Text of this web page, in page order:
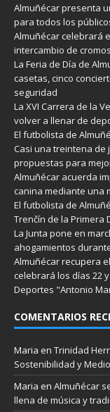
Almuñécar presenta
para todos los
Almuñécar celebrará
intercambio de
La Feria de Día de
casetas, cinco
seguridad
La XVI Carrera de la
volver a llenar de
El futbolista de
Casi una treintena de
propuestas para
Almuñécar acuerda
canina mediante una
El futbolista de
Trenčín de la Primera
La Junta pone en
ahogamientos
Almuñécar recupera
celebrará los días 22
Deportes "Antonio
COMENTARIOS
Maria en Trinidad
Sostenibilidad y
Maria en Almuñécar
llena de música y